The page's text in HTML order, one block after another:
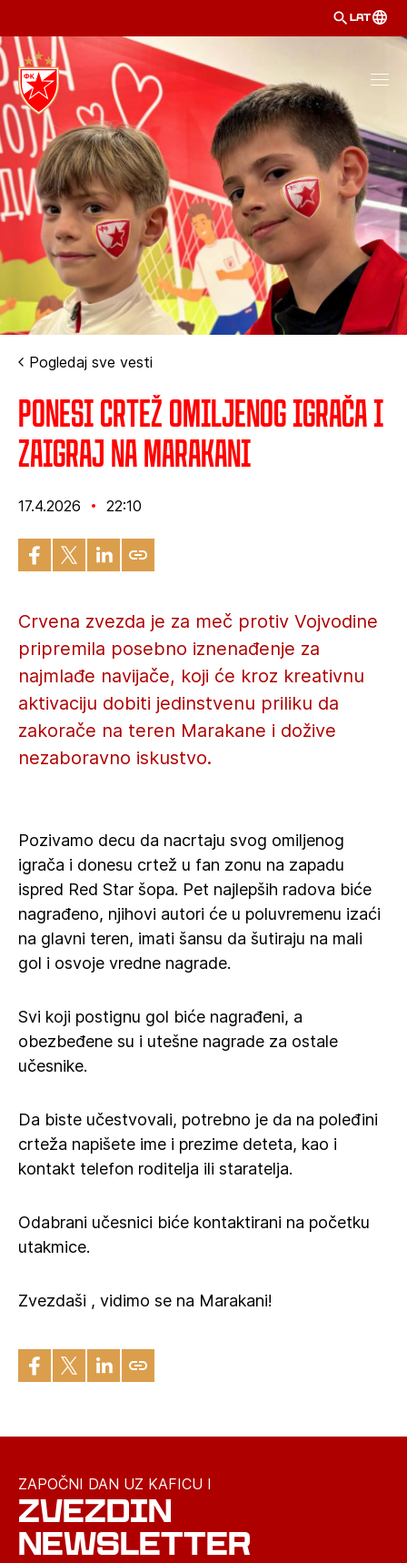
LAT
Pogledaj sve vesti
Ponesi crtež omiljenog igrača i
zaigraj na Marakani
17.4.2026 22:10
Crvena zvezda je za meč protiv Vojvodine
pripremila posebno iznenađenje za
najmlađe navijače, koji će kroz kreativnu
aktivaciju dobiti jedinstvenu priliku da
zakorače na teren Marakane i dožive
nezaboravno iskustvo.
Pozivamo decu da nacrtaju svog omiljenog
igrača i donesu crtež u fan zonu na zapadu
ispred Red Star šopa. Pet najlepših radova biće
nagrađeno, njihovi autori će u poluvremenu izaći
na glavni teren, imati šansu da šutiraju na mali
gol i osvoje vredne nagrade.
Svi koji postignu gol biće nagrađeni, a
obezbeđene su i utešne nagrade za ostale
učesnike.
Da biste učestvovali, potrebno je da na poleđini
crteža napišete ime i prezime deteta, kao i
kontakt telefon roditelja ili staratelja.
Odabrani učesnici biće kontaktirani na početku
utakmice.
Zvezdaši , vidimo se na Marakani!
ZAPOČNI DAN UZ KAFICU I
ZVEZDIN
NEWSLETTER